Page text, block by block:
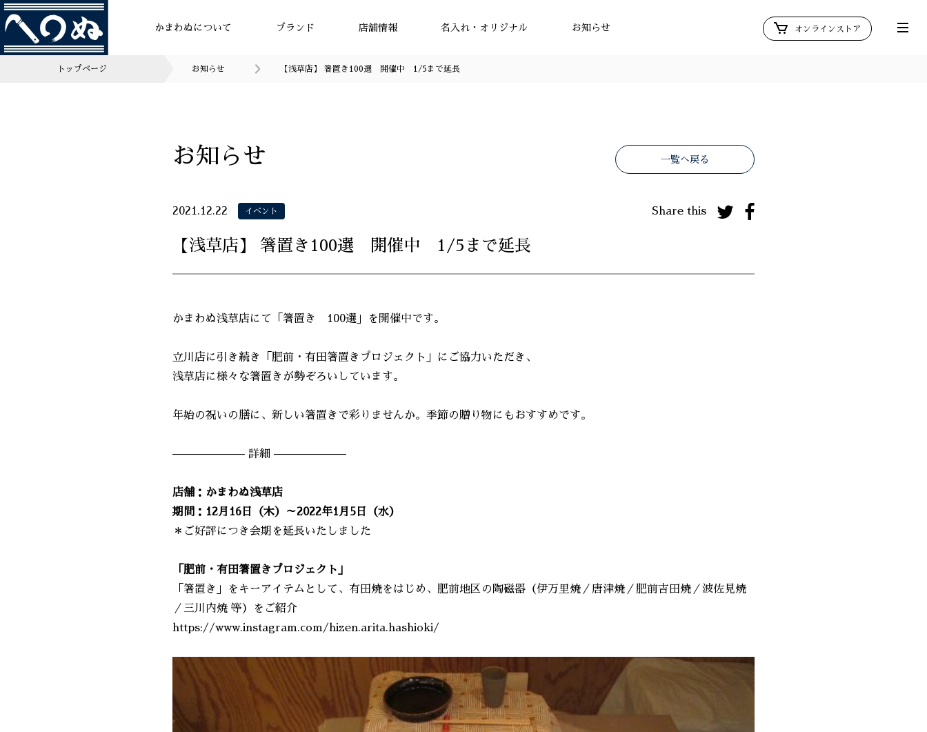
かまわぬについて ブランド 店舗情報 名入れ・オリジナル お知らせ オンラインストア
トップページ お知らせ 【浅草店】 箸置き100選 開催中 1/5まで延長
お知らせ 一覧へ戻る
2021.12.22 イベント Share this
【浅草店】 箸置き100選 開催中 1/5まで延長
かまわぬ浅草店にて「箸置き 100選」を開催中です。
立川店に引き続き「肥前・有田箸置きプロジェクト」にご協力いただき、
浅草店に様々な箸置きが勢ぞろいしています。
年始の祝いの膳に、新しい箸置きで彩りませんか。季節の贈り物にもおすすめです。
——————– 詳細 ——————–
店舗：かまわぬ浅草店
期間：12月16日（木）～2022年1月5日（水）
＊ご好評につき会期を延長いたしました
「肥前・有田箸置きプロジェクト」
「箸置き」をキーアイテムとして、有田焼をはじめ、肥前地区の陶磁器（伊万里焼／唐津焼／肥前吉田焼／波佐見焼
／三川内焼 等）をご紹介
https://www.instagram.com/hizen.arita.hashioki/